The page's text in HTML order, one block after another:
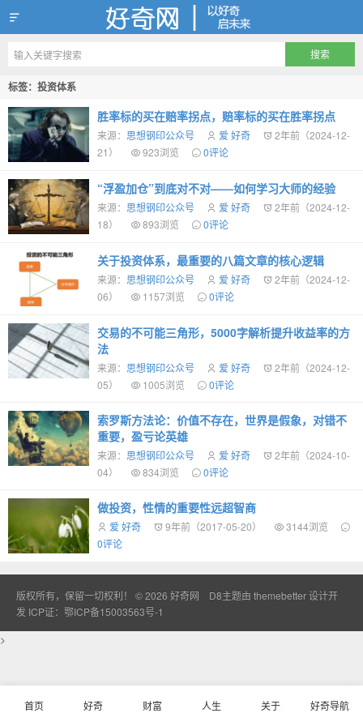
好奇网
标签：投资体系
胜率标的买在赔率拐点，赔率标的买在胜率拐点
来源： 思想钢印公众号 爱 好奇
2年前（2024-12-
21）
923浏览 0评论
“浮盈加仓”到底对不对——如何学习大师的经验
来源： 思想钢印公众号 爱 好奇
2年前（2024-12-
18）
893浏览 0评论
关于投资体系，最重要的八篇文章的核心逻辑
来源： 思想钢印公众号 爱 好奇
2年前（2024-12-
06）
1157浏览 0评论
交易的不可能三角形，5000字解析提升收益率的方
法
来源： 思想钢印公众号 爱 好奇
2年前（2024-12-
05）
1005浏览 0评论
索罗斯方法论：价值不存在，世界是假象，对错不
重要，盈亏论英雄
来源： 思想钢印公众号 爱 好奇
2年前（2024-10-
04）
834浏览 0评论
做投资，性情的重要性远超智商
爱 好奇 9年前（2017-05-20）
3144浏览
0评论
版权所有，保留一切权利！ © 2026 好奇网 D8主题由 themebetter设计开
发 ICP证：鄂ICP备15003563号-1
首页 好奇 财富 人生 关于 好奇导航
>